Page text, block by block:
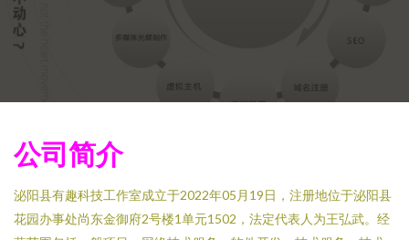
公司简介
泌阳县有趣科技工作室成立于2022年05月19日，注册地位于泌阳县
花园办事处尚东金御府2号楼1单元1502，法定代表人为王弘武。经